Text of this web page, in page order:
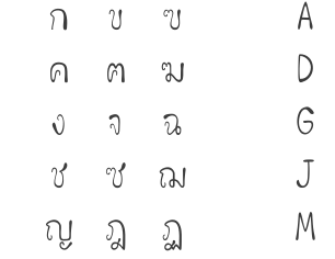
ก ข
ฃ
ค
ฅ
ฆ
ง
จ
ฉ
ช
ซ
ฌ
ญ
ฎ
ฏ
A
D
G
J
M